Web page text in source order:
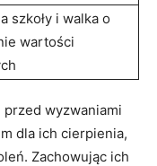
szkoły i walka o
wartości
wyzwaniami
dla ich cierpienia,
Zachowując⁣ ich